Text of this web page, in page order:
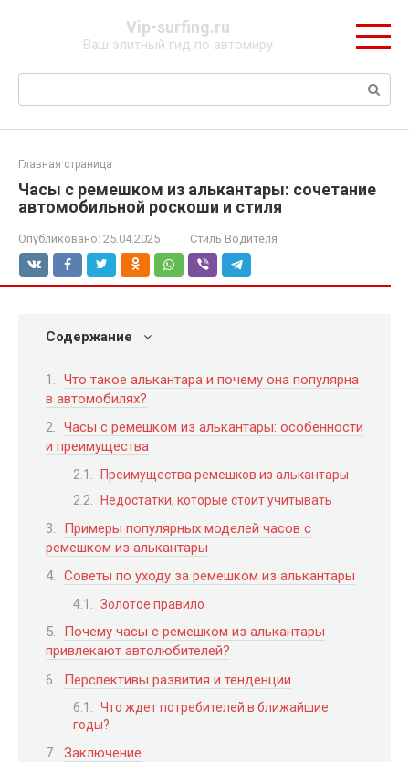
Vip-surfing.ru
Ваш элитный гид по автомиру
Поиск:
Главная страница
Часы с ремешком из алькантары: сочетание
автомобильной роскоши и стиля
Опубликовано: 25.04.2025 Стиль Водителя
Содержание
Что такое алькантара и почему она популярна
в автомобилях?
Часы с ремешком из алькантары: особенности
и преимущества
Преимущества ремешков из алькантары
Недостатки, которые стоит учитывать
Примеры популярных моделей часов с
ремешком из алькантары
Советы по уходу за ремешком из алькантары
Золотое правило
Почему часы с ремешком из алькантары
привлекают автолюбителей?
Перспективы развития и тенденции
Что ждет потребителей в ближайшие
годы?
Заключение